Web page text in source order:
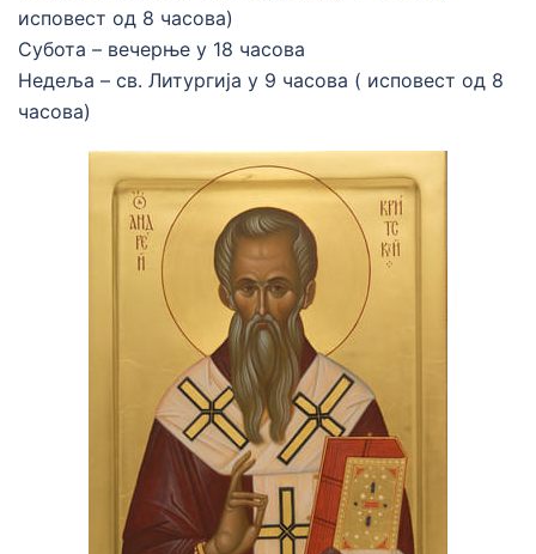
исповест од 8 часова)
Субота – вечерње у 18 часова
Недеља – св. Литургија у 9 часова ( исповест од 8
часова)